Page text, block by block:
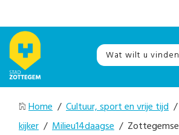
Home / Cultuur, sport en vrije tijd /
kijker / Milieu14daagse / Zottegemse